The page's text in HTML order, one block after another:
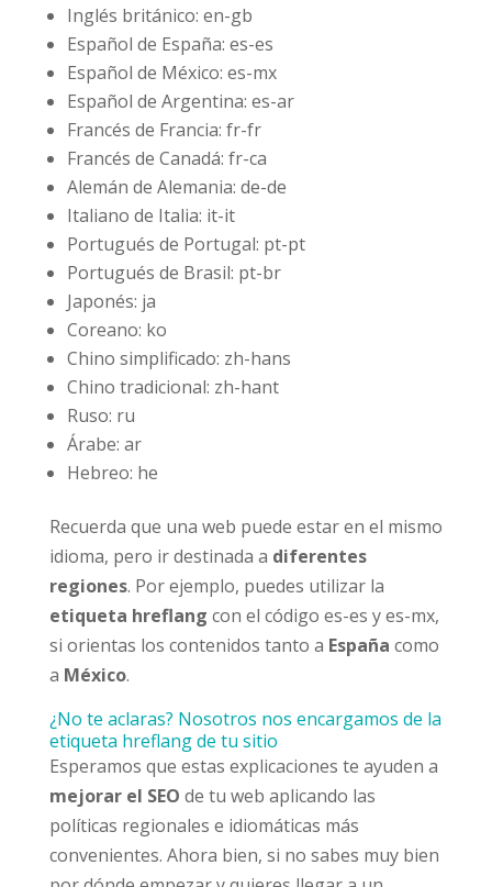
Inglés británico: en-gb
Español de España: es-es
Español de México: es-mx
Español de Argentina: es-ar
Francés de Francia: fr-fr
Francés de Canadá: fr-ca
Alemán de Alemania: de-de
Italiano de Italia: it-it
Portugués de Portugal: pt-pt
Portugués de Brasil: pt-br
Japonés: ja
Coreano: ko
Chino simplificado: zh-hans
Chino tradicional: zh-hant
Ruso: ru
Árabe: ar
Hebreo: he
Recuerda que una web puede estar en el mismo
idioma, pero ir destinada a diferentes
regiones. Por ejemplo, puedes utilizar la
etiqueta hreflang con el código es-es y es-mx,
si orientas los contenidos tanto a España como
a México.
¿No te aclaras? Nosotros nos encargamos de la
etiqueta hreflang de tu sitio
Esperamos que estas explicaciones te ayuden a
mejorar el SEO de tu web aplicando las
políticas regionales e idiomáticas más
convenientes. Ahora bien, si no sabes muy bien